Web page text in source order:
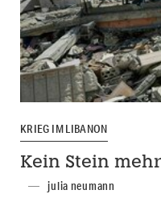
KRIEG IM LIBANON
Kein Stein
julia neumann